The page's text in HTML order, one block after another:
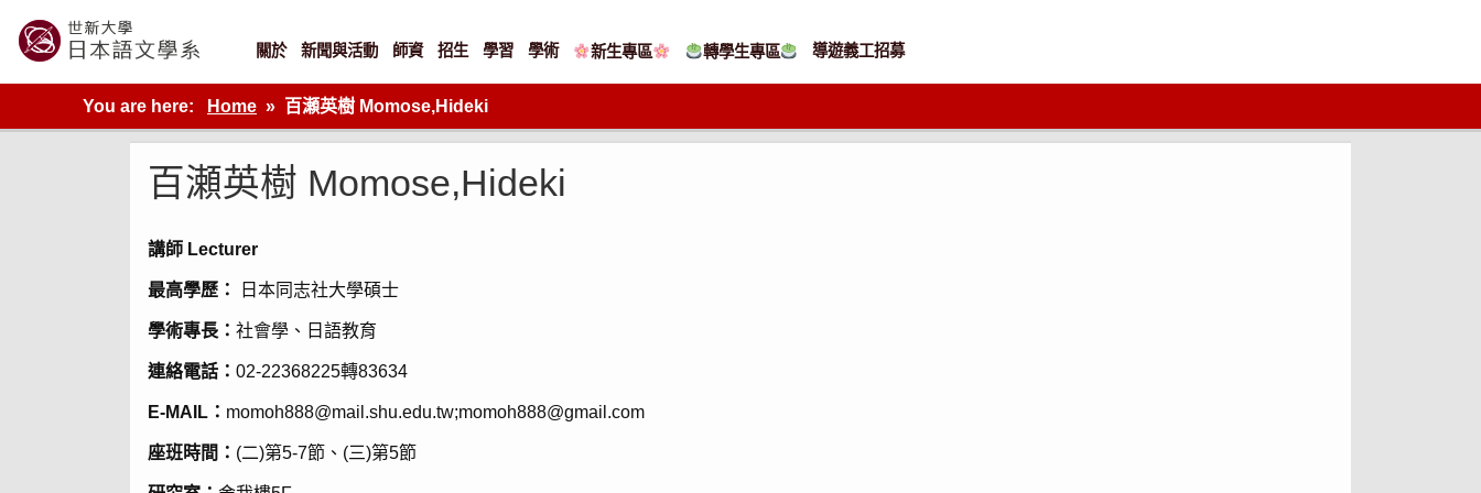
content
世新大學教學單位的網站
關於 新聞與活動 師資 招生 學習 學術 新生專區 轉學生專區 導遊義工招募
You are here: Home 百瀬英樹 Momose,Hideki
百瀬英樹 Momose,Hideki
講師 Lecturer
最高學歷： 日本同志社大學碩士
學術專長：社會學、日語教育
連絡電話：02-22368225轉83634
E-MAIL： momoh888@mail.shu.edu.tw;momoh888@gmail.com
座班時間： (二)第5-7節、(三)第5節